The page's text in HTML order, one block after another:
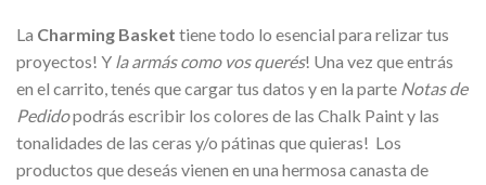
La Charming Basket tiene todo lo esencial para relizar tus
proyectos! Y la armás como vos querés! Una vez que entrás
en el carrito, tenés que cargar tus datos y en la parte Notas de
Pedidopodrás escribir los colores de las Chalk Paint y las
tonalidades de las ceras y/o pátinas que quieras! Los
productos que deseás vienen en una hermosa canasta de